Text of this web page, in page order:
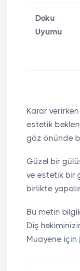
Doku
Uyumu
Karar
estetik
göz önünde
Güzel bir
ve estetik bir
birlikte
Bu metin
Diş
Muayene için